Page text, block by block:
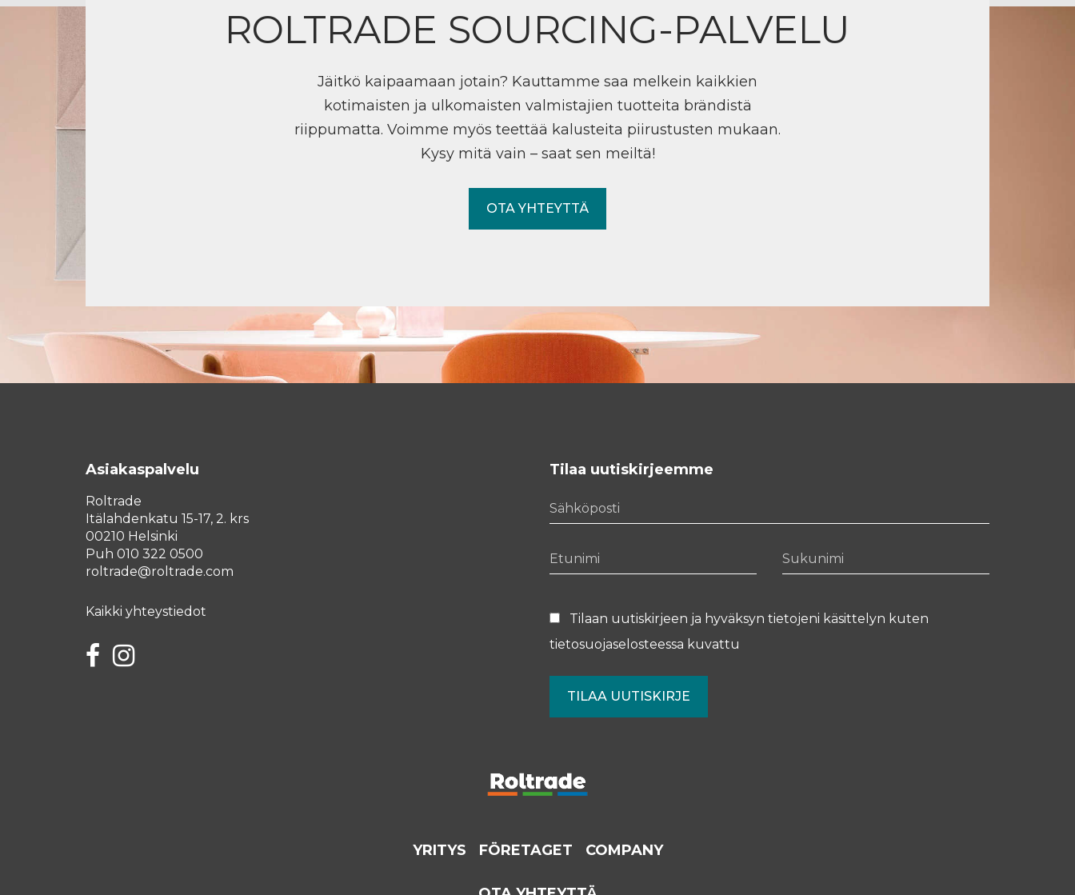
ROLTRADE SOURCING-PALVELU
Jäitkö kaipaamaan jotain? Kauttamme saa melkein kaikkien
kotimaisten ja ulkomaisten valmistajien tuotteita brändistä
riippumatta. Voimme myös teettää kalusteita piirustusten mukaan.
Kysy mitä vain – saat sen meiltä!
OTA YHTEYTTÄ
Asiakaspalvelu
Roltrade
Itälahdenkatu 15-17, 2. krs
00210 Helsinki
Puh 010 322 0500
roltrade@roltrade.com
Kaikki yhteystiedot
FacebookInstagram
Tilaa uutiskirjeemme
Tilaan uutiskirjeen ja hyväksyn tietojeni käsittelyn kuten
tietosuojaselosteessa kuvattu
YRITYS FÖRETAGET COMPANY